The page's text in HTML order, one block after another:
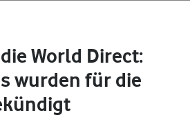
World Direct:
wurden für die